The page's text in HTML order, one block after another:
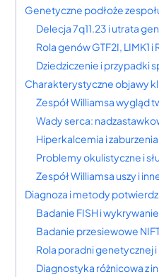
Genetyczne podłoże
Delecja 7q11.23 i utrata
Rola genów GTF2I, LIMK1
Dziedziczenie i przypadki
Charakterystyczne objawy
Zespół Williamsa wygląd
Wady serca:
Hiperkalcemia i
Problemy okulistyczne i
Zespół Williamsa uszy i
Diagnoza i metody
Badanie FISH i
Badanie przesiewowe
Rola poradni genetycznej
Diagnostyka różnicowa z